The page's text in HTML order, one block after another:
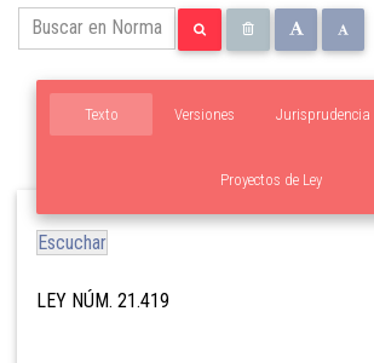
Texto Versiones
Proyectos de Ley
Jurisprudencia
Escuchar
LEY NÚM. 21.419